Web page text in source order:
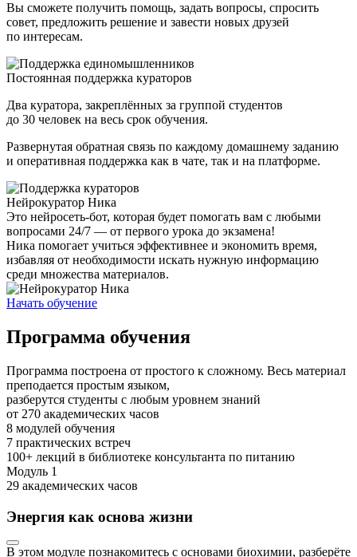
Вы сможете получить помощь, задать вопросы, спросить
совет, предложить решение и завести новых друзей
по интересам.
Постоянная поддержка кураторов
Два куратора, закреплённых за группой студентов
до 30 человек на весь срок обучения.
Развернутая обратная связь по каждому домашнему заданию
и оперативная поддержка как в чате, так и на платформе.
Нейрокуратор Ника
Это нейросеть-бот, которая будет помогать вам с любыми
вопросами 24/7 — от первого урока до экзамена!
Ника помогает учиться эффективнее и экономить время,
избавляя от необходимости искать нужную информацию
среди множества материалов.
Начать обучение
Программа обучения
Программа построена от простого к сложному. Весь материал
преподается простым языком,
разберутся студенты с любым уровнем знаний
от 270 академических часов
8 модулей обучения
7 практических встреч
100+ лекций в библиотеке консультанта по питанию
Модуль 1
29 академических часов
Энергия как основа жизни
В этом модуле познакомитесь с основами биохимии, разберёте